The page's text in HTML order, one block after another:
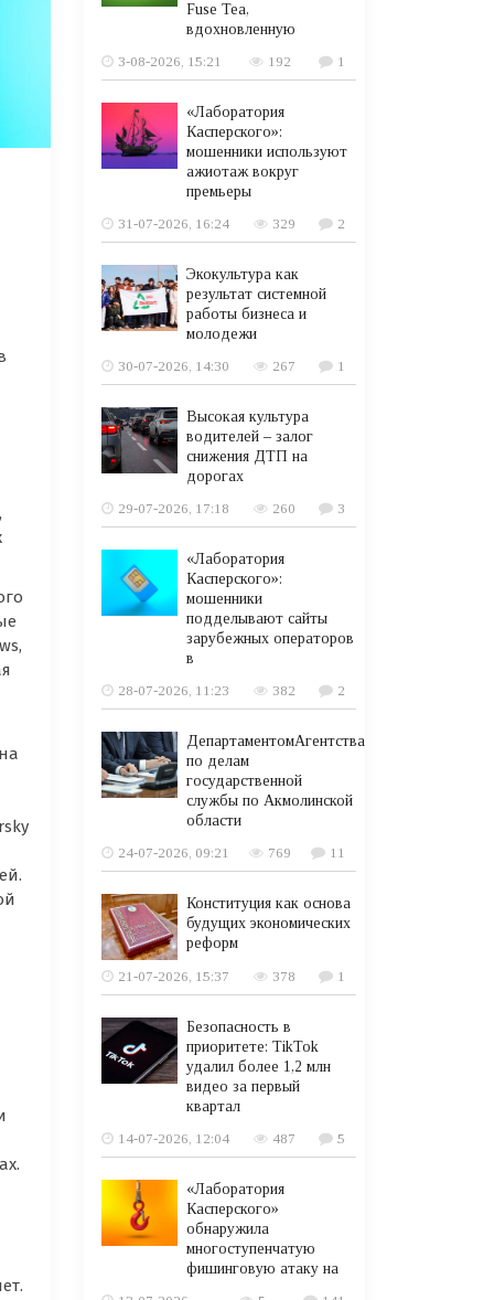
Fuse Tea,
вдохновленную
3-08-2026, 15:21
192 1
«Лаборатория
Касперского»:
мошенники используют
ажиотаж вокруг
премьеры
31-07-2026, 16:24
329 2
Экокультура как
результат системной
работы бизнеса и
молодежи
30-07-2026, 14:30
267 1
Высокая культура
водителей – залог
снижения ДТП на
дорогах
29-07-2026, 17:18
260 3
«Лаборатория
Касперского»:
мошенники
подделывают сайты
зарубежных операторов
в
28-07-2026, 11:23
382 2
ДепартаментомАгентства
по делам
государственной
службы по Акмолинской
области
24-07-2026, 09:21
769 11
Конституция как основа
будущих экономических
реформ
21-07-2026, 15:37
378 1
Безопасность в
приоритете: TikTok
удалил более 1,2 млн
видео за первый
квартал
14-07-2026, 12:04
487 5
«Лаборатория
Касперского»
обнаружила
многоступенчатую
фишинговую атаку на